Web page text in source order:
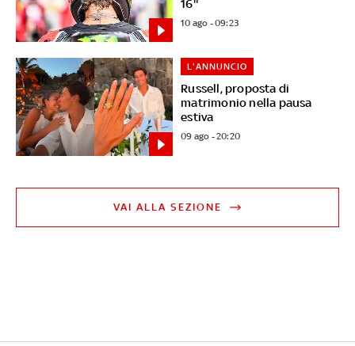
16''
10 ago - 09:23
Russell, proposta di
matrimonio nella pausa
estiva
L'ANNUNCIO
09 ago - 20:20
VAI ALLA SEZIONE